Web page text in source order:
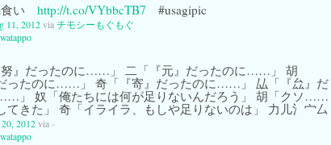
食い http://t.co/VYbbcTB7 #usagipic
11, 2012via チモシーもぐもぐ
watappo
』だったのに……」 二「『元』だったのに……」 胡
だったのに……」 奇「『寄』だったのに……」 厸「『厽』だ
」 奴「俺たちには何が足りないんだろう」 胡「クソ……
てきた」 奇「イライラ、もしや足りないのは」 力儿氵宀厶
2012 via -
watappo